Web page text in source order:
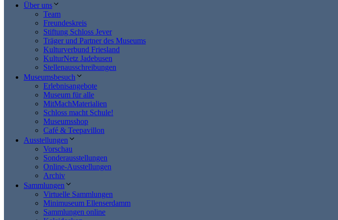
Über uns
Team
Freundeskreis
Stiftung Schloss Jever
Träger und Partner des Museums
Kulturverbund Friesland
KulturNetz Jadebusen
Stellenausschreibungen
Museumsbesuch
Erlebnisangebote
Museum für alle
MitMachMaterialien
Schloss macht Schule!
Museumsshop
Café & Teepavillon
Ausstellungen
Vorschau
Sonderausstellungen
Online-Ausstellungen
Archiv
Sammlungen
Virtuelle Sammlungen
Minimuseum Ellenserdamm
Sammlungen online